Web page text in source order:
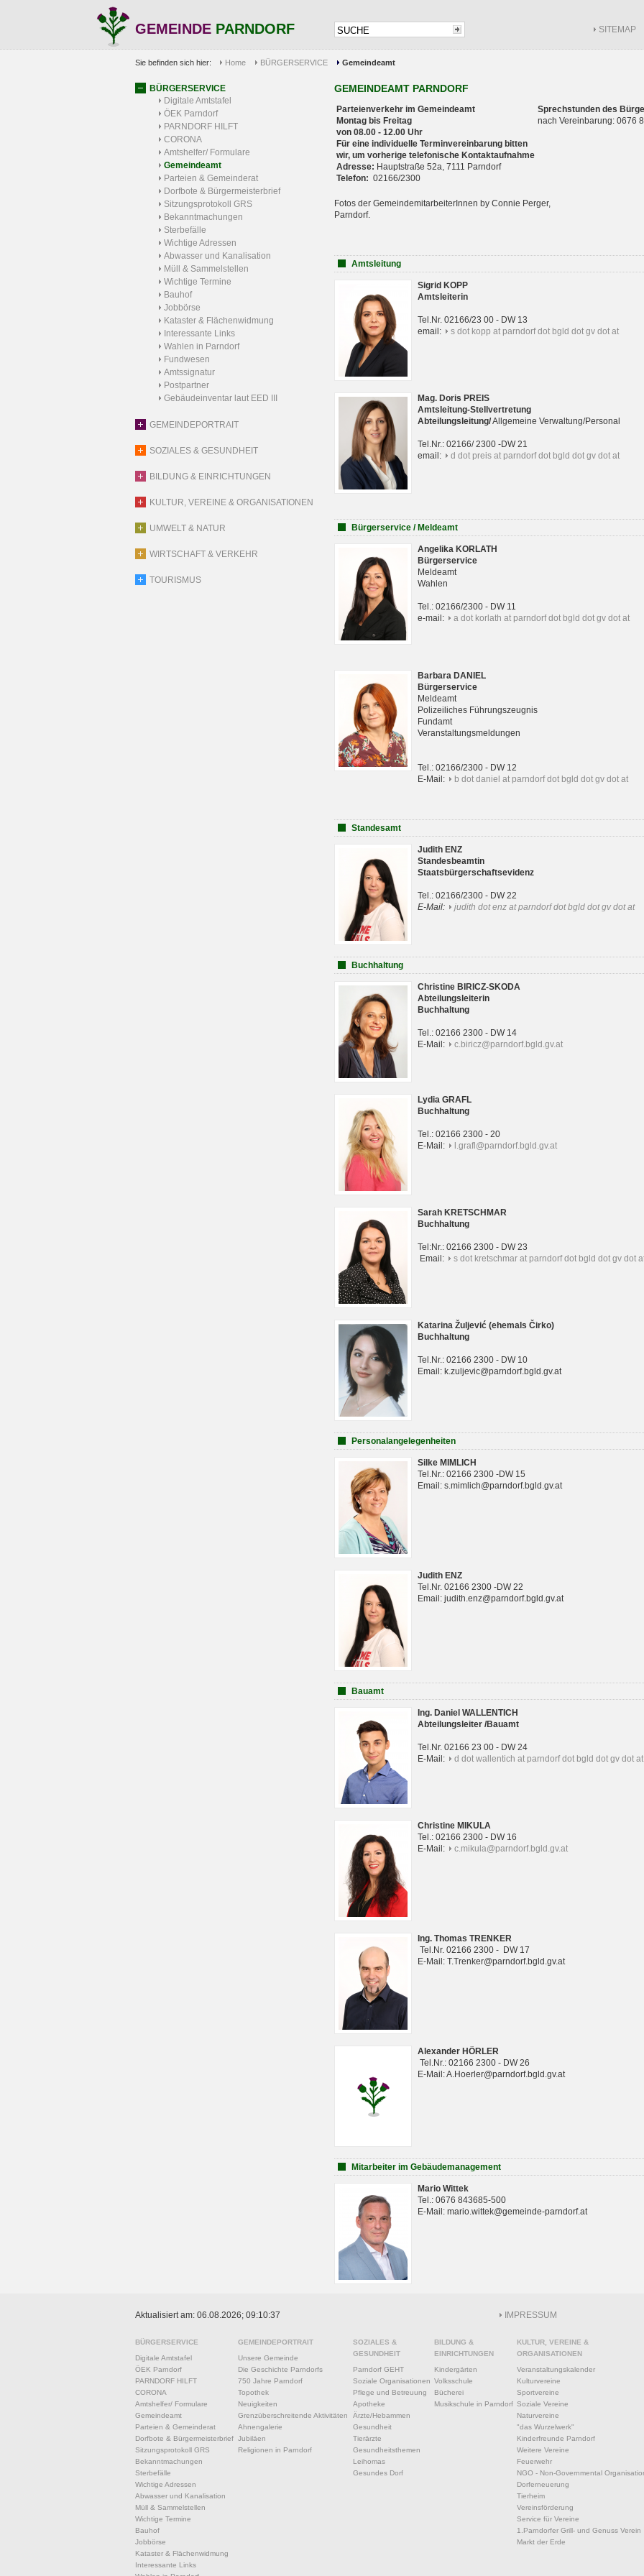
GEMEINDE PARNDORF SITEMAP
Sie befinden sich hier: Home BÜRGERSERVICE Gemeindeamt
BÜRGERSERVICE
Digitale Amtstafel
ÖEK Parndorf
PARNDORF HILFT
CORONA
Amtshelfer/ Formulare
Gemeindeamt
Parteien & Gemeinderat
Dorfbote & Bürgermeisterbrief
Sitzungsprotokoll GRS
Bekanntmachungen
Sterbefälle
Wichtige Adressen
Abwasser und Kanalisation
Müll & Sammelstellen
Wichtige Termine
Bauhof
Jobbörse
Kataster & Flächenwidmung
Interessante Links
Wahlen in Parndorf
Fundwesen
Amtssignatur
Postpartner
Gebäudeinventar laut EED III
GEMEINDEPORTRAIT
SOZIALES & GESUNDHEIT
BILDUNG & EINRICHTUNGEN
KULTUR, VEREINE & ORGANISATIONEN
UMWELT & NATUR
WIRTSCHAFT & VERKEHR
TOURISMUS
GEMEINDEAMT PARNDORF
Parteienverkehr im Gemeindeamt
Montag bis Freitag
von 08.00 - 12.00 Uhr
Für eine individuelle Terminvereinbarung bitten
wir, um vorherige telefonische Kontaktaufnahme
Adresse: Hauptstraße 52a, 7111 Parndorf
Telefon: 02166/2300
Sprechstunden des
nach Vereinbarung: 0676
Fotos der GemeindemitarbeiterInnen by Connie Perger,
Parndorf.
Amtsleitung
Sigrid KOPP
Amtsleiterin
Tel.Nr. 02166/23 00 - DW 13
email:
s dot kopp at parndorf dot bgld dot gv dot at
Mag. Doris PREIS
Amtsleitung-Stellvertretung
Abteilungsleitung/Allgemeine Verwaltung/Personal
Tel.Nr.: 02166/ 2300 -DW 21
email:
d dot preis at parndorf dot bgld dot gv dot at
Bürgerservice / Meldeamt
Angelika KORLATH
Bürgerservice
Meldeamt
Wahlen
Tel.: 02166/2300 - DW 11
e-mail:
a dot korlath at parndorf dot bgld dot gv dot at
Barbara DANIEL
Bürgerservice
Meldeamt
Polizeiliches Führungszeugnis
Fundamt
Veranstaltungsmeldungen
Tel.: 02166/2300 - DW 12
E-Mail:
b dot daniel at parndorf dot bgld dot gv dot at
Standesamt
Judith ENZ
Standesbeamtin
Staatsbürgerschaftsevidenz
Tel.: 02166/2300 - DW 22
E-Mail:
judith dot enz at parndorf dot bgld dot gv dot at
Buchhaltung
Christine BIRICZ-SKODA
Abteilungsleiterin
Buchhaltung
Tel.: 02166 2300 - DW 14
E-Mail:
c.biricz@parndorf.bgld.gv.at
Lydia GRAFL
Buchhaltung
Tel.: 02166 2300 - 20
E-Mail:
l.grafl@parndorf.bgld.gv.at
Sarah KRETSCHMAR
Buchhaltung
Tel:Nr.: 02166 2300 - DW 23
Email:
s dot kretschmar at parndorf dot bgld dot gv dot
Katarina Žuljević (ehemals Čirko)
Buchhaltung
Tel.Nr.: 02166 2300 - DW 10
Email: k.zuljevic@parndorf.bgld.gv.at
Personalangelegenheiten
Silke MIMLICH
Tel.Nr.: 02166 2300 -DW 15
Email: s.mimlich@parndorf.bgld.gv.at
Judith ENZ
Tel.Nr. 02166 2300 -DW 22
Email: judith.enz@parndorf.bgld.gv.at
Bauamt
Ing. Daniel WALLENTICH
Abteilungsleiter /Bauamt
Tel.Nr. 02166 23 00 - DW 24
E-Mail:
d dot wallentich at parndorf dot bgld dot gv dot at
Christine MIKULA
Tel.: 02166 2300 - DW 16
E-Mail:
c.mikula@parndorf.bgld.gv.at
Ing. Thomas TRENKER
Tel.Nr. 02166 2300 - DW 17
E-Mail: T.Trenker@parndorf.bgld.gv.at
Alexander HÖRLER
Tel.Nr.: 02166 2300 - DW 26
E-Mail: A.Hoerler@parndorf.bgld.gv.at
Mitarbeiter im Gebäudemanagement
Mario Wittek
Tel.: 0676 843685-500
E-Mail: mario.wittek@gemeinde-parndorf.at
Aktualisiert am: 06.08.2026; 09:10:37 IMPRESSUM
BÜRGERSERVICE
Digitale Amtstafel
ÖEK Parndorf
PARNDORF HILFT
CORONA
Amtshelfer/ Formulare
Gemeindeamt
Parteien & Gemeinderat
Dorfbote & Bürgermeisterbrief
Sitzungsprotokoll GRS
Bekanntmachungen
Sterbefälle
Wichtige Adressen
Abwasser und Kanalisation
Müll & Sammelstellen
Wichtige Termine
Bauhof
Jobbörse
Kataster & Flächenwidmung
Interessante Links
GEMEINDEPORTRAIT
Unsere Gemeinde
Die Geschichte Parndorfs
750 Jahre Parndorf
Topothek
Neuigkeiten
Grenzüberschreitende Aktivitäten
Ahnengalerie
Jubiläen
Religionen in Parndorf
SOZIALES &
GESUNDHEIT
Parndorf GEHT
Soziale Organisationen
Pflege und Betreuung
Apotheke
Ärzte/Hebammen
Gesundheit
Tierärzte
Gesundheitsthemen
Leihomas
Gesundes Dorf
BILDUNG &
EINRICHTUNGEN
Kindergärten
Volksschule
Bücherei
Musikschule in Parndorf
KULTUR, VEREINE &
ORGANISATIONEN
Veranstaltungskalender
Kulturvereine
Sportvereine
Soziale Vereine
Naturvereine
"das Wurzelwerk"
Kinderfreunde Parndorf
Weitere Vereine
Feuerwehr
NGO - Non-Governmental
Dorferneuerung
Tierheim
Vereinsförderung
Service für Vereine
1.Parndorfer Grill- und Genuss Verein
Markt der Erde